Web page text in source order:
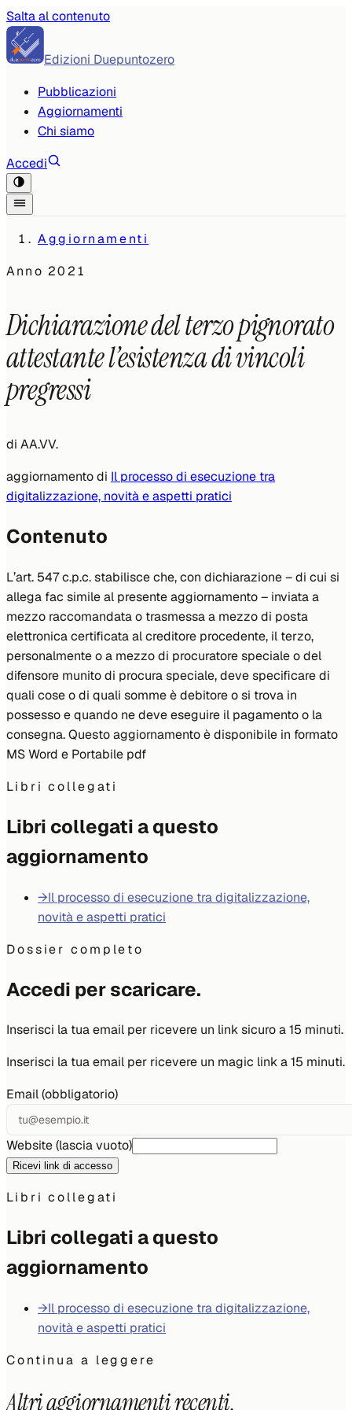
Salta al contenuto
Edizioni Duepuntozero
Pubblicazioni
Aggiornamenti
Chi siamo
Accedi
Aggiornamenti
Anno2021
Dichiarazione del terzo pignorato
attestante l’esistenza di vincoli
pregressi
di AA.VV.
aggiornamento di Il processo di esecuzione tra
digitalizzazione, novità e aspetti pratici
Contenuto
L’art. 547 c.p.c. stabilisce che, con dichiarazione – di cui si
allega fac simile al presente aggiornamento – inviata a
mezzo raccomandata o trasmessa a mezzo di posta
elettronica certificata al creditore procedente, il terzo,
personalmente o a mezzo di procuratore speciale o del
difensore munito di procura speciale, deve specificare di
quali cose o di quali somme è debitore o si trova in
possesso e quando ne deve eseguire il pagamento o la
consegna. Questo aggiornamento è disponibile in formato
MS Word e Portabile pdf
Libri collegati
Libri collegati a questo
aggiornamento
→Il processo di esecuzione tra digitalizzazione,
novità e aspetti pratici
Dossier completo
Accedi per scaricare.
Inserisci la tua email per ricevere un link sicuro a 15 minuti.
Inserisci la tua email per ricevere un magic link a 15 minuti.
Email (obbligatorio)
Website (lascia vuoto)
Ricevi link di accesso
Libri collegati
Libri collegati a questo
aggiornamento
→Il processo di esecuzione tra digitalizzazione,
novità e aspetti pratici
Continua a leggere
Altri aggiornamenti recenti.